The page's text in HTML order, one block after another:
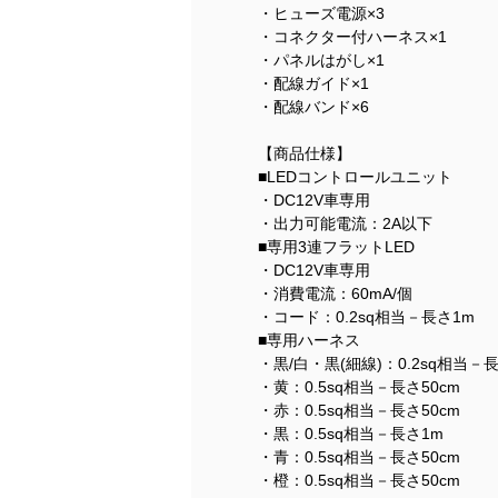
・ヒューズ電源×3
・コネクター付ハーネス×1
・パネルはがし×1
・配線ガイド×1
・配線バンド×6
【商品仕様】
■LEDコントロールユニット
・DC12V車専用
・出力可能電流：2A以下
■専用3連フラットLED
・DC12V車専用
・消費電流：60mA/個
・コード：0.2sq相当－長さ1m
■専用ハーネス
・黒/白・黒(細線)：0.2sq相当－
・黄：0.5sq相当－長さ50cm
・赤：0.5sq相当－長さ50cm
・黒：0.5sq相当－長さ1m
・青：0.5sq相当－長さ50cm
・橙：0.5sq相当－長さ50cm